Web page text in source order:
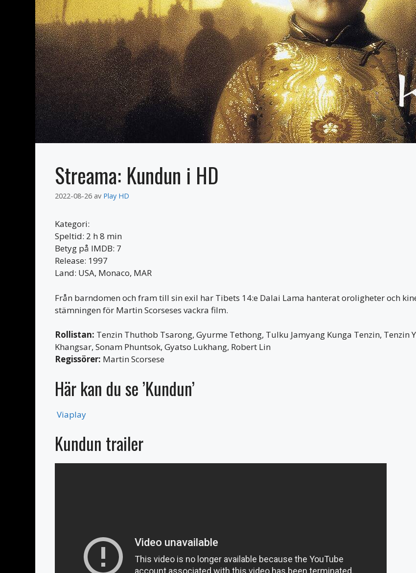
Streama: Kundun i HD
2022-08-26 av Play HD
Kategori:
Speltid: 2 h 8 min
Betyg på IMDB: 7
Release: 1997
Land: USA, Monaco, MAR
Från barndomen och fram till sin exil har Tibets 14:e Dalai Lama hanterat oroligheter och
stämningen för Martin Scorseses vackra film.
Rollistan: Tenzin Thuthob Tsarong, Gyurme Tethong, Tulku Jamyang Kunga Tenzin, Tenzin
Khangsar, Sonam Phuntsok, Gyatso Lukhang, Robert Lin
Regissörer: Martin Scorsese
Här kan du se ’Kundun’
Viaplay
Kundun trailer